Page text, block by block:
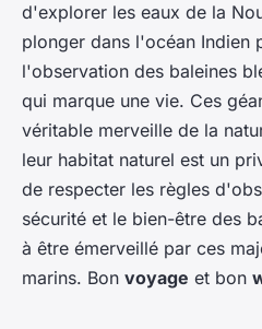
d'explorer les eaux de la
plonger dans l'océan Indien
l'observation des baleines
qui marque une vie. Ces
véritable merveille de la
leur habitat naturel est un
de respecter les règles
sécurité et le bien-être des
à être émerveillé par ces
marins. Bon voyage et bon